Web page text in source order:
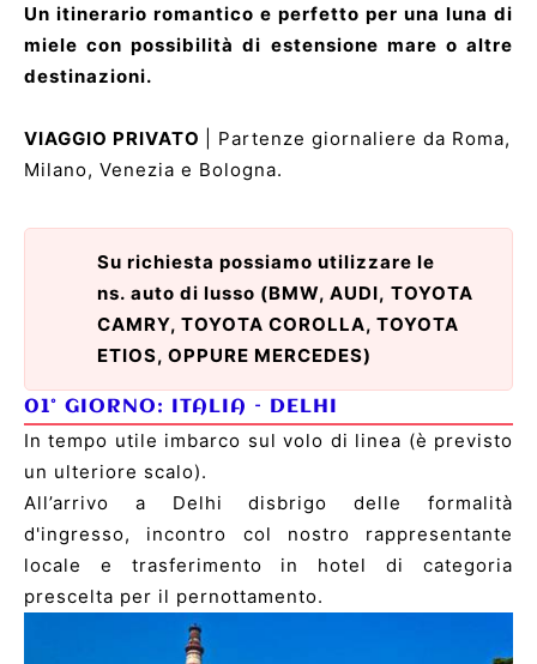
Un itinerario romantico e perfetto per una luna di
miele con possibilità di estensione mare o altre
destinazioni.
VIAGGIO PRIVATO
| Partenze giornaliere da Roma,
Milano, Venezia e Bologna.
Su richiesta possiamo utilizzare le
ns. auto di lusso (BMW, AUDI, TOYOTA
CAMRY, TOYOTA COROLLA, TOYOTA
ETIOS, OPPURE MERCEDES)
01° GIORNO: ITALIA – DELHI
In tempo utile imbarco sul volo di linea (è previsto
un ulteriore scalo).
All’arrivo a Delhi disbrigo delle formalità
d'ingresso, incontro col nostro rappresentante
locale e trasferimento in hotel di categoria
prescelta per il pernottamento.